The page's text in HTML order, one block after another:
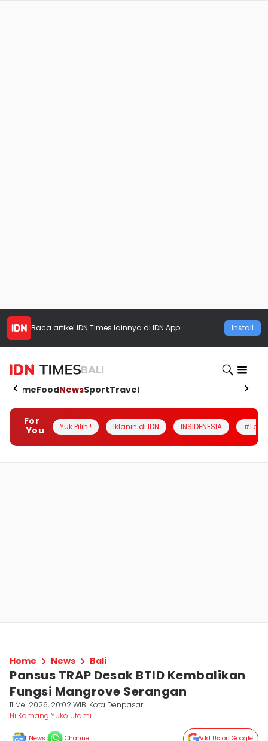
Baca artikel IDN Times lainnya di IDN App Install
BALI
HomeFoodNewsSportTravel
For
You
Yuk Pilih ! Iklanin di IDN INSIDENESIA
Home News Bali
Pansus TRAP Desak BTID Kembalikan
Fungsi Mangrove Serangan
11 Mei 2026, 20:02 WIB Kota Denpasar
Ni Komang Yuko Utami
News Channel Add Us on Google